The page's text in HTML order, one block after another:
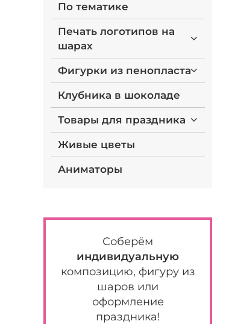
По тематике
Печать логотипов на
шарах
Фигурки из пенопласта
Клубника в шоколаде
Товары для праздника
Живые цветы
Аниматоры
Соберём
индивидуальную
композицию, фигуру из
шаров или
оформление
праздника!